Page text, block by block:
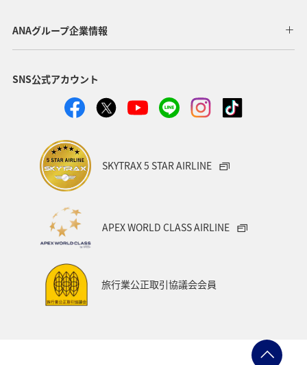
和歌山県 クロダイ 九州地方
ロウニンアジ（GT）
千葉県 西表島 イシダイ
栃木県 群馬県
徳島県 鳥取県
宮古島
韓国 メキシコ
お祭り・イベント
関東・甲信越地方
ANAグループ企業情報
SNS公式アカウント
SKYTRAX 5 STAR AIRLINE
APEX WORLD CLASS AIRLINE
旅行業公正取引協議会会員